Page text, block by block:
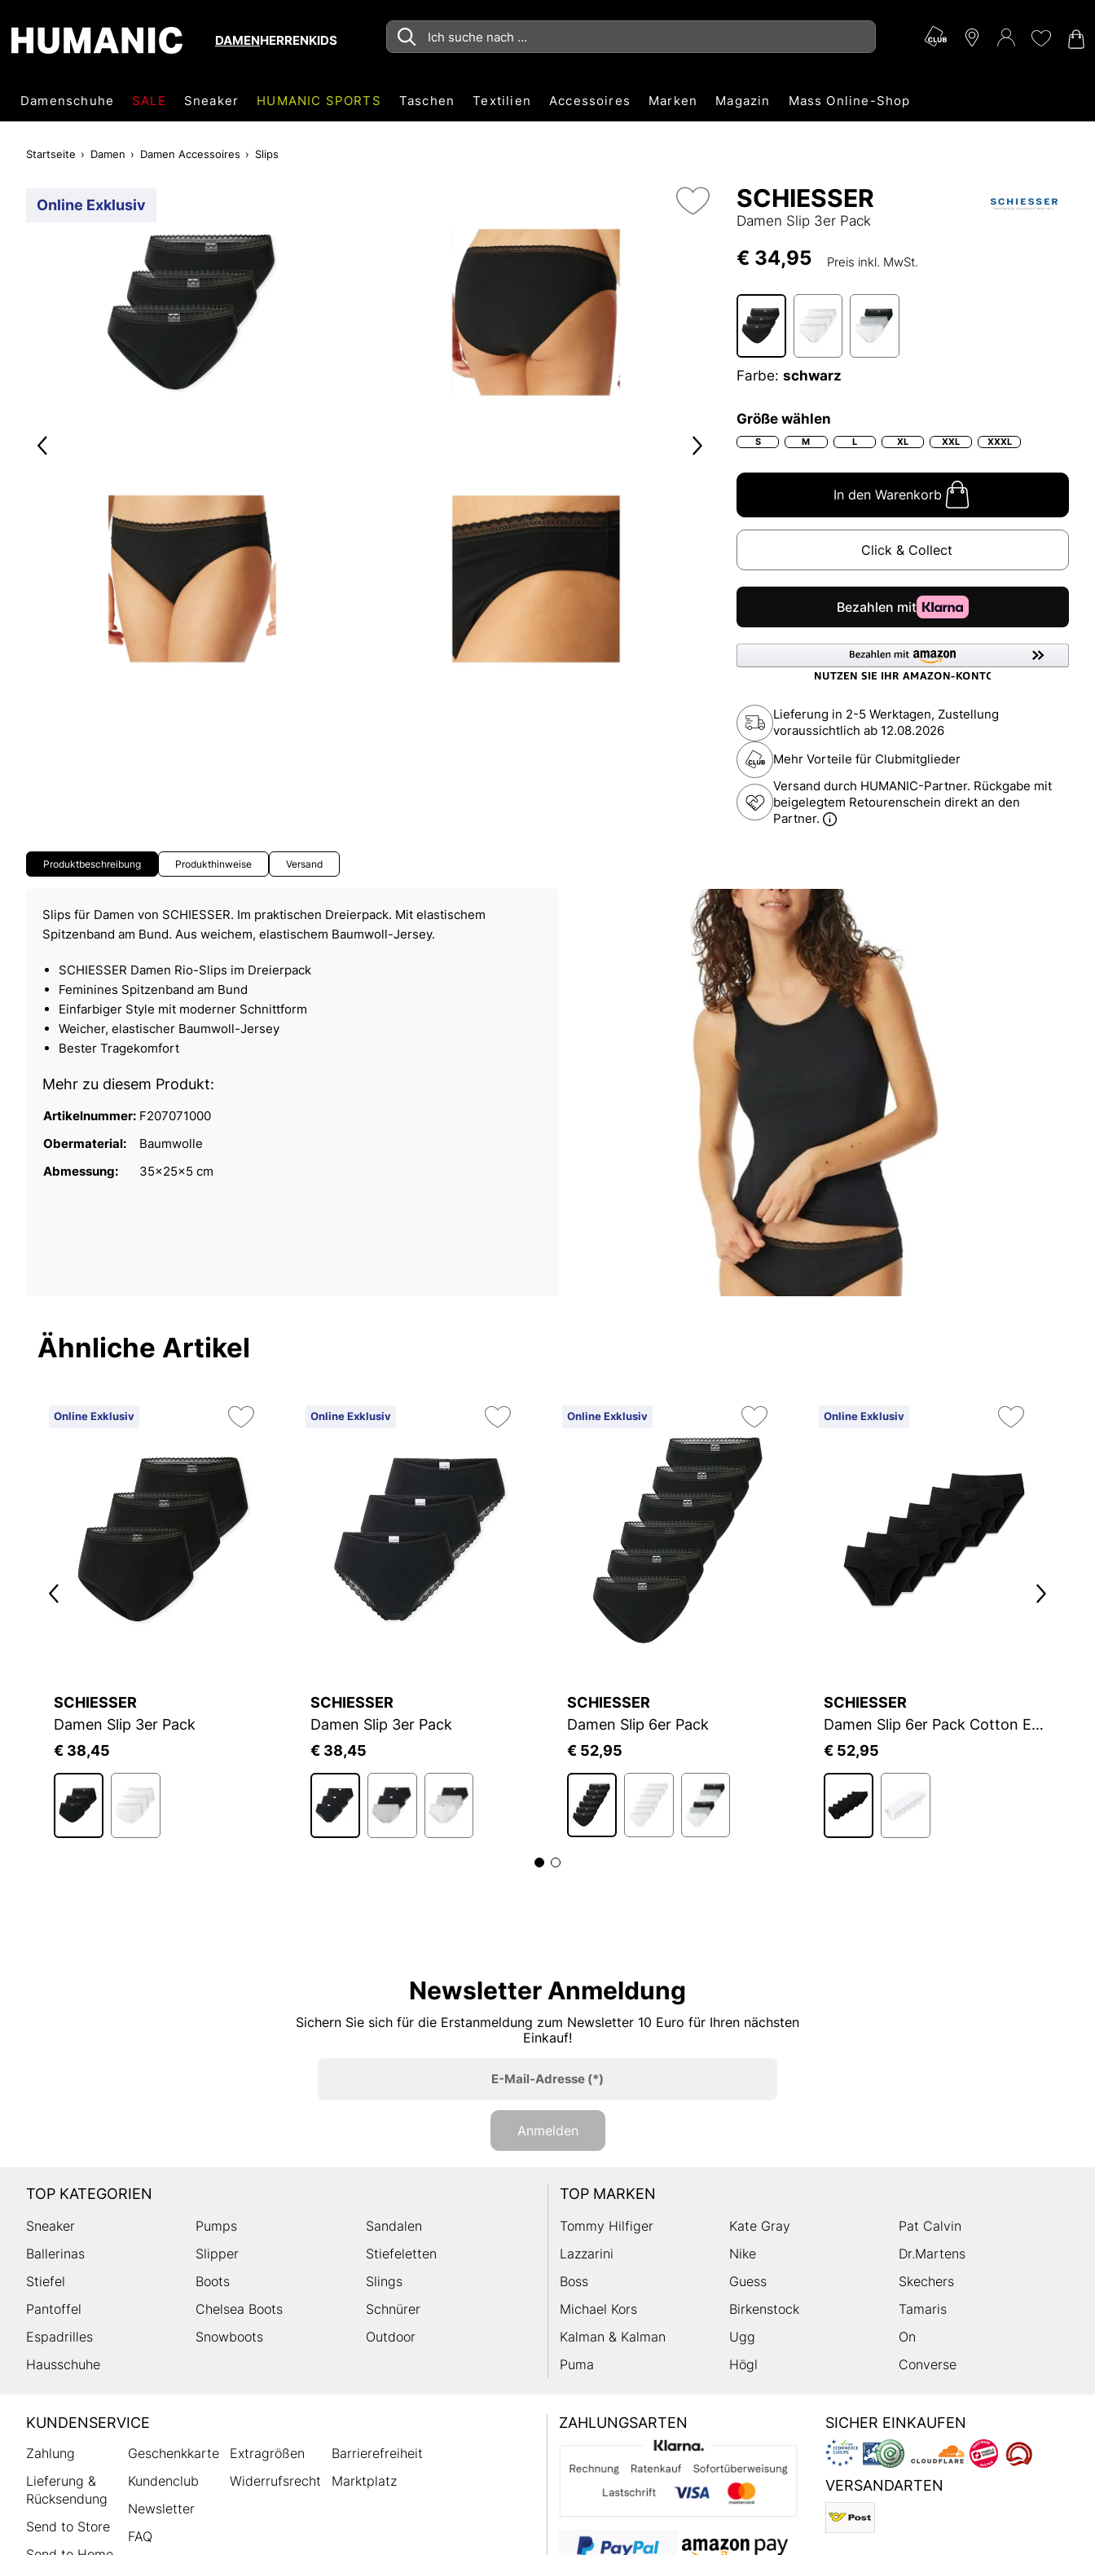
DAMENHERRENKIDS
Damenschuhe SALE Sneaker HUMANIC SPORTS Taschen Textilien Accessoires Marken Magazin Mass Online-Shop
Startseite Damen Damen Accessoires Slips
Online Exklusiv SCHIESSER
Damen Slip 3er Pack
€ 34,95 Preis inkl. MwSt.
Farbe: schwarz
Größe wählen
S M L XL XXL XXXL
In den Warenkorb
Click & Collect
Lieferung in 2-5 Werktagen, Zustellung
voraussichtlich ab 12.08.2026
Mehr Vorteile für Clubmitglieder
Versand durch HUMANIC-Partner. Rückgabe mit
beigelegtem Retourenschein direkt an den
Partner.
Produktbeschreibung Produkthinweise Versand
Slips für Damen von SCHIESSER. Im praktischen Dreierpack. Mit elastischem
Spitzenband am Bund. Aus weichem, elastischem Baumwoll-Jersey.
SCHIESSER Damen Rio-Slips im Dreierpack
Feminines Spitzenband am Bund
Einfarbiger Style mit moderner Schnittform
Weicher, elastischer Baumwoll-Jersey
Bester Tragekomfort
Mehr zu diesem Produkt:
Artikelnummer: F207071000
Obermaterial:
Baumwolle
Abmessung:
35x25x5 cm
Ähnliche Artikel
Online Exklusiv
SCHIESSER
Damen Slip 3er Pack
€ 38,45
Online Exklusiv
SCHIESSER
Damen Slip 3er Pack
€ 38,45
Online Exklusiv
SCHIESSER
Damen Slip 6er Pack
€ 52,95
Online Exklusiv
SCHIESSER
Damen Slip 6er Pack Cotton Essentials 6P
€ 52,95
Newsletter Anmeldung
Sichern Sie sich für die Erstanmeldung zum Newsletter 10 Euro für Ihren nächsten
Einkauf!
E-Mail-Adresse(*)
Anmelden
TOP KATEGORIEN
Sneaker Pumps
Sandalen
Ballerinas
Slipper
Stiefeletten
Stiefel
Boots
Slings
Pantoffel
Chelsea Boots
Schnürer
Espadrilles
Snowboots
Outdoor
Hausschuhe
TOP MARKEN
Tommy Hilfiger Kate Gray
Pat Calvin
Lazzarini
Nike
Dr.Martens
Boss
Guess
Skechers
Michael Kors
Birkenstock
Tamaris
Kalman & Kalman
Ugg
On
Puma
Högl Converse
HUMANIC
Footer
KUNDENSERVICE
Zahlung
Lieferung &
Rücksendung
Send to Store
Geschenkkarte
Kundenclub
Newsletter
FAQ
Extragrößen
Widerrufsrecht
Barrierefreiheit
Marktplatz
ZAHLUNGSARTEN SICHER EINKAUFEN
VERSANDARTEN